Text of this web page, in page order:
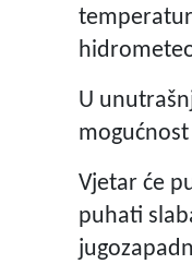
U
Vjetar će
puhati